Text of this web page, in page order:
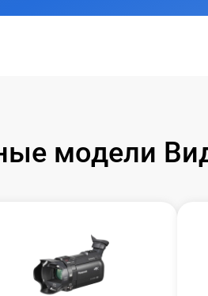
модели